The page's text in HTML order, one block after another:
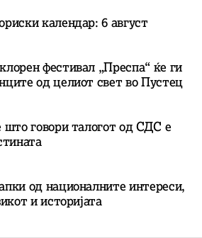
календар: 6 август
фестивал „Преспа“ ќе ги
од целиот свет во Пустец
говори талогот од СДС е
од националните интереси,
и историјата